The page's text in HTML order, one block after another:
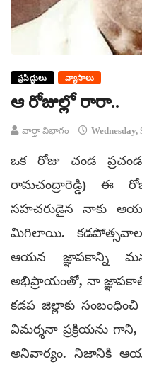
ప్రసిద్ధులు వ్యాసాలు
ఆ రోజుల్లో రారా..
వార్తా విభాగం Wednesday,
ఒక రోజు చండ
రామచంద్రారెడ్డి) ఈ
సహచరుడైన నాకు
మిగిలాయి. కడపోత్సవాల
ఆయన జ్ఞాపకాన్ని
అభిప్రాయంతో, నా
కడప జిల్లాకు
విమర్శనా ప్రక్రియను
అనివార్యం. నిజానికి